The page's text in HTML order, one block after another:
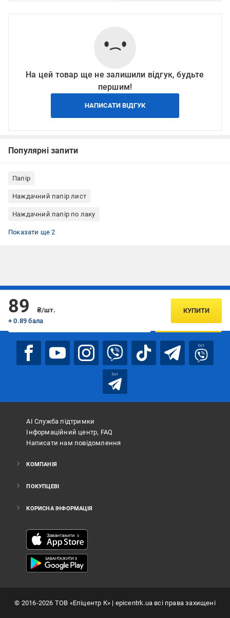
На цей товар ще не залишили відгук, будьте
першим!
НАПИСАТИ ВІДГУК
Популярні запити
Папір
Наждачний папір лист
Наждачний папір по лаку
Скотч-брайт
Наждачний папір INDASA
Показати ще 2
89
₴/шт.
+ 0.89 бала
КУПИТИ
Підписуйтесь, щоб дізнаватись першим про акції та пропозиції
ПІДПИСАТИСЯ
bot
bot
АІ Служба підтримки
Інформаційний центр, FAQ
Написати нам повідомлення
КОМПАНІЯ
ПОКУПЦЕВІ
КОРИСНА ІНФОРМАЦІЯ
© 2016-2026 ТОВ «Епіцентр К»| epicentrk.ua всі права захищені